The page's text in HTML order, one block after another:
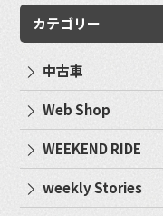
カテゴリー
中古車
Web Shop
WEEKEND RIDE
weekly Stories